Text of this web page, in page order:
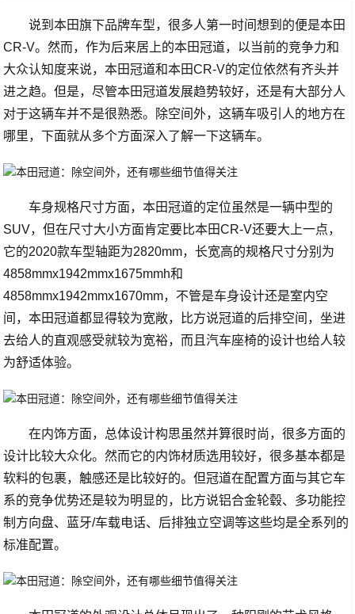
说到本田旗下品牌车型，很多人第一时间想到的便是本田
CR-V。然而，作为后来居上的本田冠道，以当前的竞争力和
大众认知度来说，本田冠道和本田CR-V的定位依然有齐头并
进之趋。但是，尽管本田冠道发展趋势较好，还是有大部分人
对于这辆车并不是很熟悉。除空间外，这辆车吸引人的地方在
哪里，下面就从多个方面深入了解一下这辆车。
车身规格尺寸方面，本田冠道的定位虽然是一辆中型的
SUV，但在尺寸大小方面肯定要比本田CR-V还要大上一点，
它的2020款车型轴距为2820mm，长宽高的规格尺寸分别为
4858mmx1942mmx1675mmh和
4858mmx1942mmx1670mm，不管是车身设计还是室内空
间，本田冠道都显得较为宽敞，比方说冠道的后排空间，坐进
去给人的直观感受就较为宽裕，而且汽车座椅的设计也给人较
为舒适体验。
在内饰方面，总体设计构思虽然并算很时尚，很多方面的
设计比较大众化。然而它的内饰材质选用较好，很多基本都是
软料的包裹，触感还是比较好的。但冠道在配置方面与其它车
系的竞争优势还是较为明显的，比方说铝合金轮毂、多功能控
制方向盘、蓝牙/车载电话、后排独立空调等这些均是全系列的
标准配置。